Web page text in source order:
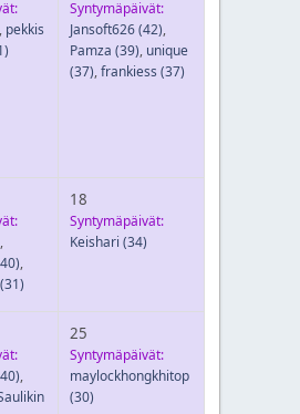
, pekkis
Syntymäpäivät:
Jansoft626(42),
Pamza (39), unique
(37),frankiess (37)
,
,
(31)
18
Syntymäpäivät:
Keishari (34)
,
25
Syntymäpäivät:
maylockhongkhitop
(30)